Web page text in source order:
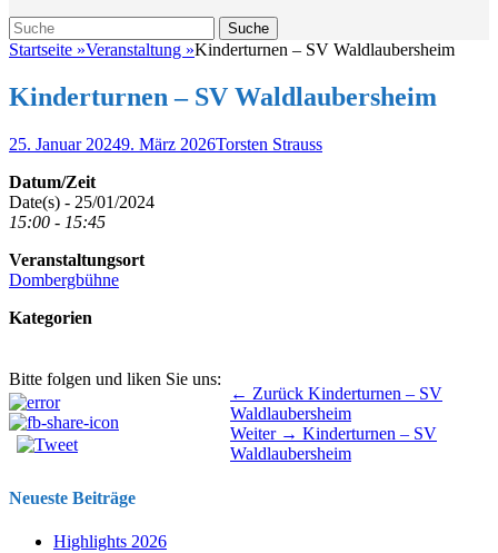
Suche
Suche
nach:
Startseite »Veranstaltung »Kinderturnen – SV Waldlaubersheim
Kinderturnen – SV Waldlaubersheim
Veröffentlicht
25. Januar 20249. März 2026Autor
Torsten Strauss
Datum/Zeit
Date(s) - 25/01/2024
15:00 - 15:45
Veranstaltungsort
Dombergbühne
Kategorien
Bitte folgen und liken Sie uns:
Beitragsnavigation ← Zurück Vorhergehender
Beitrag:
Kinderturnen – SV
Waldlaubersheim
Weiter → Nächster
Beitrag:
Kinderturnen – SV
Waldlaubersheim
Neueste Beiträge
Highlights 2026